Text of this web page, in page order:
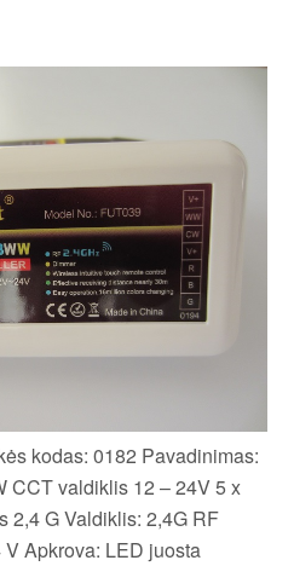
kodas: 0182 Pavadinimas:
CCT valdiklis 12 – 24V 5 x
2,4 G Valdiklis: 2,4G RF
Apkrova: LED juosta